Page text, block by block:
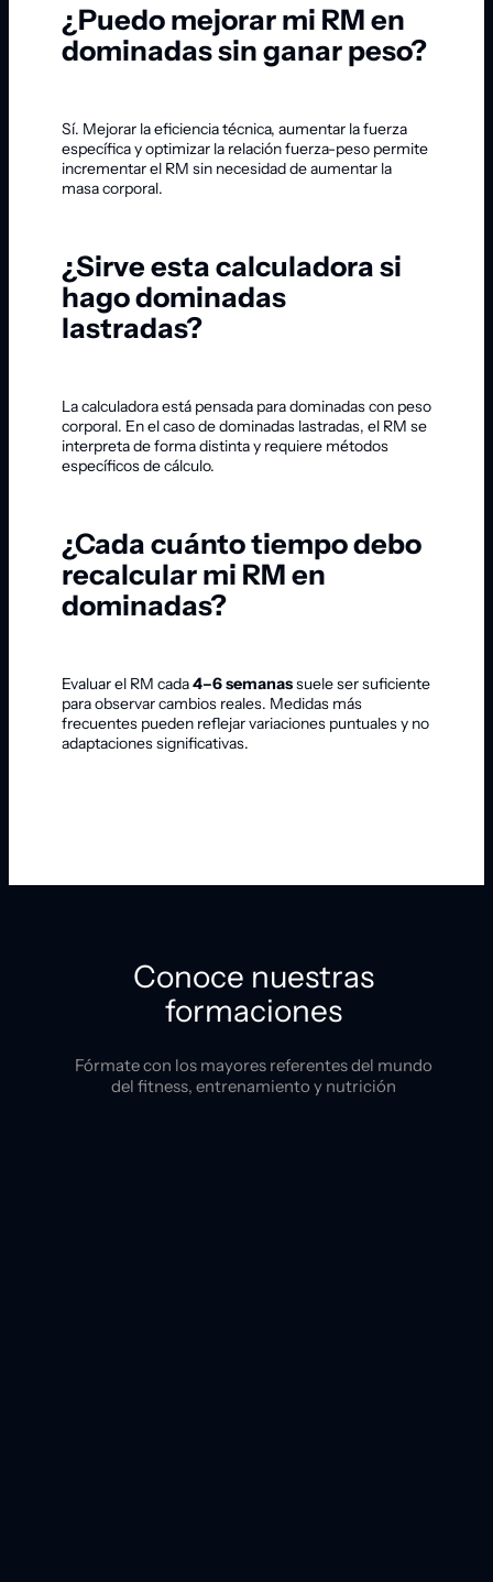
¿Puedo mejorar mi RM en
dominadas sin ganar peso?
Sí. Mejorar la eficiencia técnica, aumentar la fuerza
específica y optimizar la relación fuerza-peso permite
incrementar el RM sin necesidad de aumentar la
masa corporal.
¿Sirve esta calculadora si
hago dominadas
lastradas?
La calculadora está pensada para dominadas con peso
corporal. En el caso de dominadas lastradas, el RM se
interpreta de forma distinta y requiere métodos
específicos de cálculo.
¿Cada cuánto tiempo debo
recalcular mi RM en
dominadas?
Evaluar el RM cada4–6 semanassuele ser suficiente
para observar cambios reales. Medidas más
frecuentes pueden reflejar variaciones puntuales y no
adaptaciones significativas.
Conoce nuestras
formaciones
Fórmate con los mayores referentes del mundo
del fitness, entrenamiento y nutrición